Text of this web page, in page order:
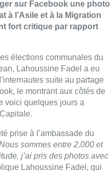
sur Facebook une photo
à l’Asile et à la Migration
fort critique par rapport
élections communales du
Lahoussine Fadel a eu
suite au partage
le montrant aux côtés de
voici quelques jours a
prise à l’ambassade du
sommes entre 2.000 et
j’ai pris des photos avec
Lahoussine Fadel, qui